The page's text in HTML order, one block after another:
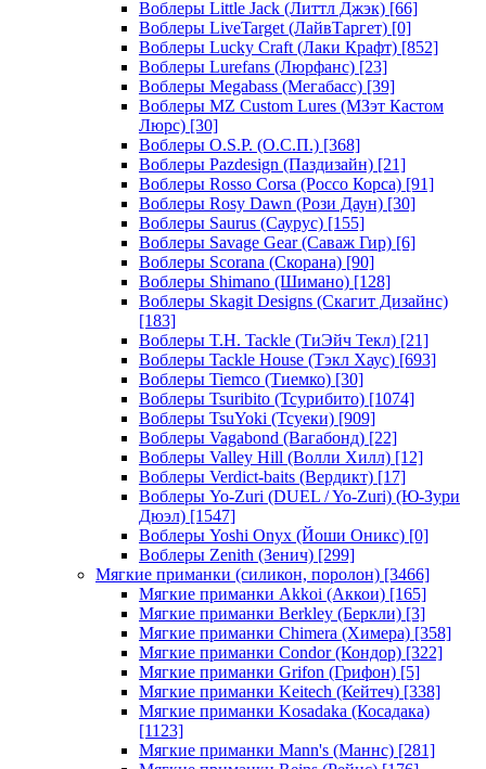
Воблеры Little Jack (Литтл Джэк) [66]
Воблеры LiveTarget (ЛайвТаргет) [0]
Воблеры Lucky Craft (Лаки Крафт) [852]
Воблеры Lurefans (Люрфанс) [23]
Воблеры Megabass (Мегабасс) [39]
Воблеры MZ Custom Lures (МЗэт Кастом
Люрс) [30]
Воблеры O.S.P. (О.С.П.) [368]
Воблеры Pazdesign (Паздизайн) [21]
Воблеры Rosso Corsa (Россо Корса) [91]
Воблеры Rosy Dawn (Рози Даун) [30]
Воблеры Saurus (Саурус) [155]
Воблеры Savage Gear (Саваж Гир) [6]
Воблеры Scorana (Скорана) [90]
Воблеры Shimano (Шимано) [128]
Воблеры Skagit Designs (Скагит Дизайнс)
[183]
Воблеры T.H. Tackle (ТиЭйч Текл) [21]
Воблеры Tackle House (Тэкл Хаус) [693]
Воблеры Tiemco (Тиемко) [30]
Воблеры Tsuribito (Тсурибито) [1074]
Воблеры TsuYoki (Тсуеки) [909]
Воблеры Vagabond (Вагабонд) [22]
Воблеры Valley Hill (Волли Хилл) [12]
Воблеры Verdict-baits (Вердикт) [17]
Воблеры Yo-Zuri (DUEL / Yo-Zuri) (Ю-Зури
Дюэл) [1547]
Воблеры Yoshi Onyx (Йоши Оникс) [0]
Воблеры Zenith (Зенич) [299]
Мягкие приманки (силикон, поролон) [3466]
Мягкие приманки Akkoi (Аккои) [165]
Мягкие приманки Berkley (Беркли) [3]
Мягкие приманки Chimera (Химера) [358]
Мягкие приманки Condor (Кондор) [322]
Мягкие приманки Grifon (Грифон) [5]
Мягкие приманки Keitech (Кейтеч) [338]
Мягкие приманки Kosadaka (Косадака)
[1123]
Мягкие приманки Mann's (Маннс) [281]